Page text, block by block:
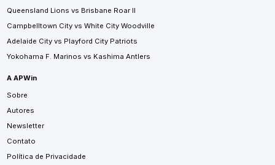
Queensland Lions vs Brisbane Roar II
Campbelltown City vs White City Woodville
Adelaide City vs Playford City Patriots
Yokohama F. Marinos vs Kashima Antlers
A APWin
Sobre
Autores
Newsletter
Contato
Política de Privacidade